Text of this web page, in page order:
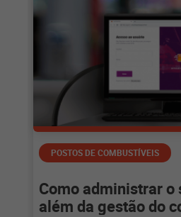
POSTOS DE COMBUSTÍVEIS
Como administrar o
além da gestão do